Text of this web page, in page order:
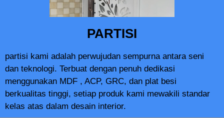
PARTISI
partisi kami adalah perwujudan sempurna antara seni
dan teknologi. Terbuat dengan penuh dedikasi
menggunakan MDF , ACP, GRC, dan plat besi
berkualitas tinggi, setiap produk kami mewakili standar
kelas atas dalam desain interior.